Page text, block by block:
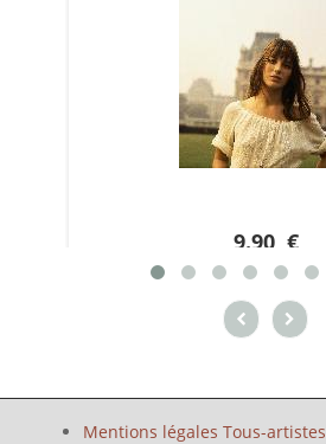
9.90 €
Mentions légales Tous-artistes